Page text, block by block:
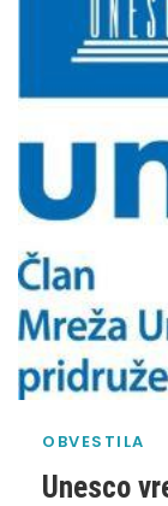
OBVESTILA
Unesco